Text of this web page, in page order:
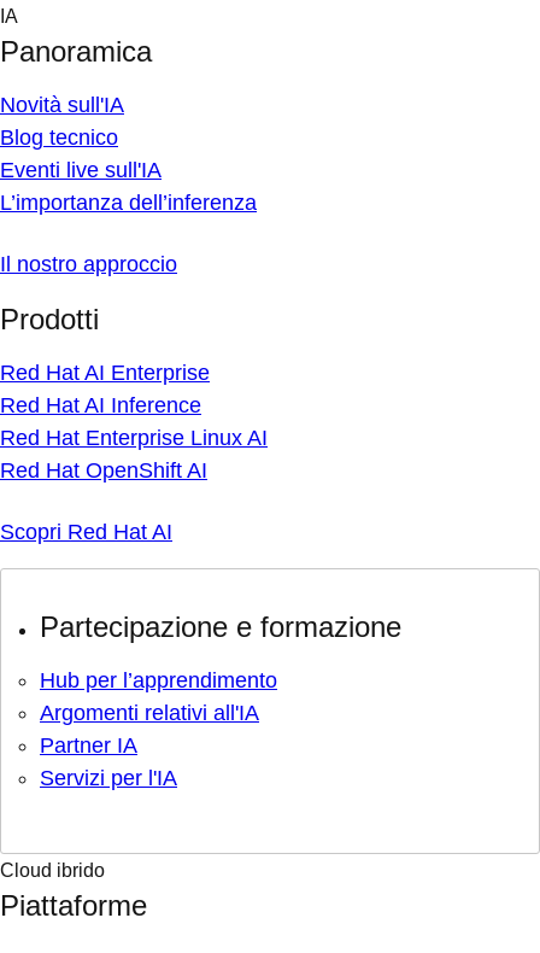
Skip
content
IA
Panoramica
Novità sull'IA
Blog tecnico
Eventi live sull'IA
L’importanza dell’inferenza
Il nostro approccio
Prodotti
Red Hat AI Enterprise
Red Hat AI Inference
Red Hat Enterprise Linux AI
Red Hat OpenShift AI
Scopri Red Hat AI
Partecipazione e formazione
Hub per l’apprendimento
Argomenti relativi all'IA
Partner IA
Servizi per l'IA
Cloud ibrido
Piattaforme